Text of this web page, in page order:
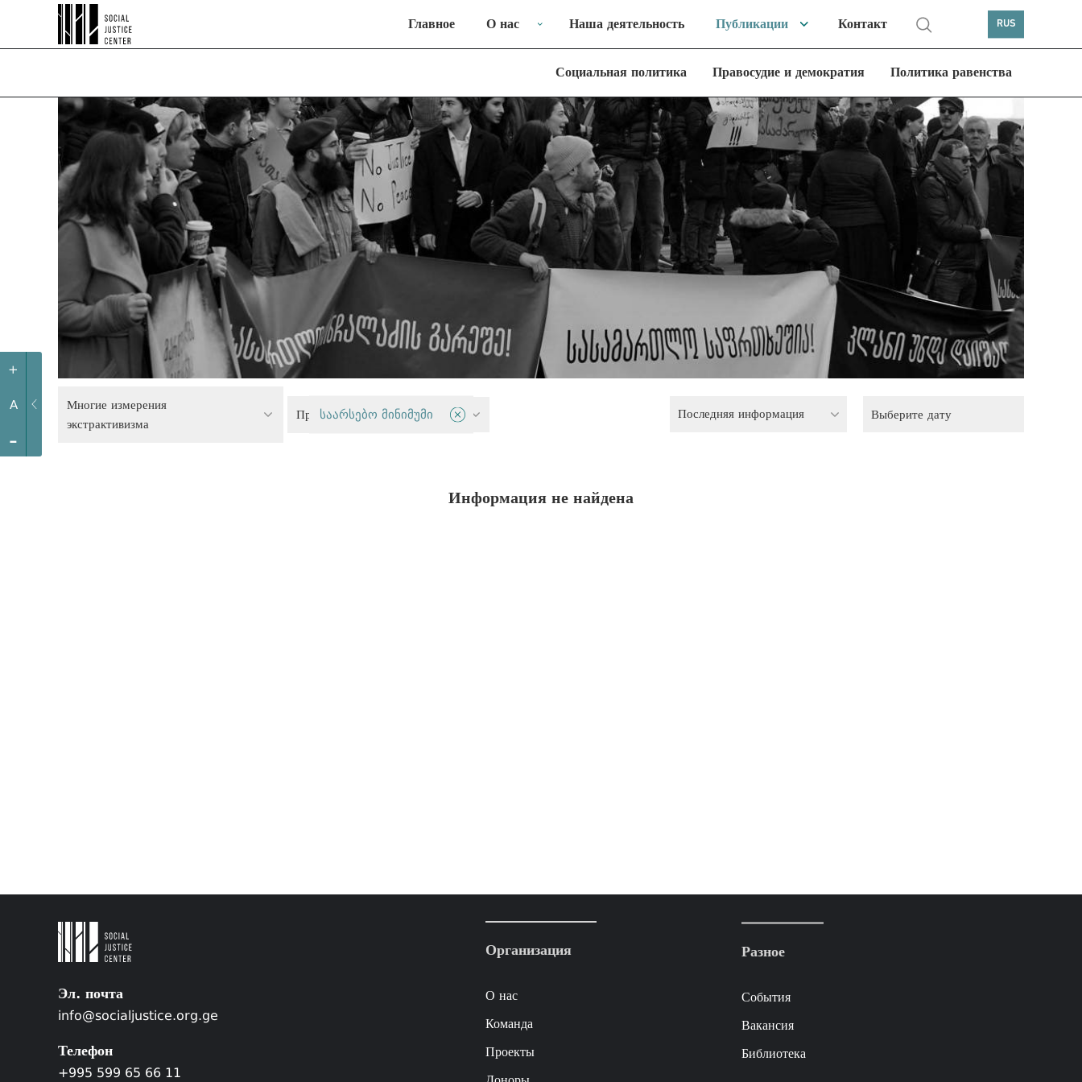
+
A
-
Главное О нас Наша деятельность Публикации Контакт RUS
Социальная политика Правосудие и демократия Политика равенства
Многие измерения
экстрактивизма
Правосудие и демократия
საარსებო მინიმუმი Последняя информация
Информация не найдена
Эл. почта
info@socialjustice.org.ge
Телефон
+995 599 65 66 11
Организация
О нас
Команда
Проекты
Разное
События
Вакансия
Библиотека